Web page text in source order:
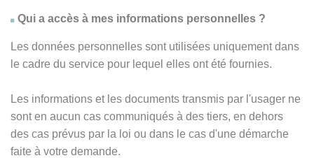
Qui a accès à mes informations personnelles ?
Les données personnelles sont utilisées uniquement dans
le cadre du service pour lequel elles ont été fournies.
Les informations et les documents transmis par l'usager ne
sont en aucun cas communiqués à des tiers, en dehors
des cas prévus par la loi ou dans le cas d'une démarche
faite à votre demande.